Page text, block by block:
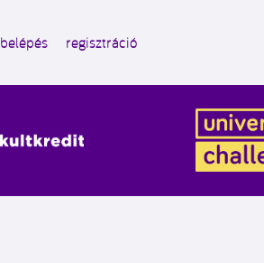
belépés regisztráció